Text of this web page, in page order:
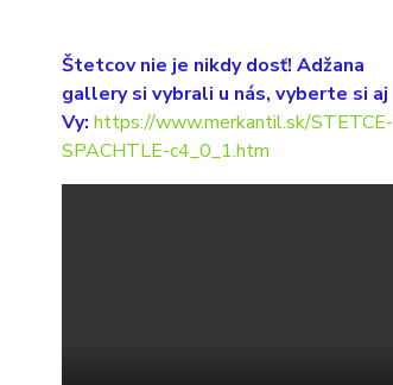
Štetcov nie je nikdy dosť! Adžana
gallery si vybrali u nás, vyberte si aj
Vy: https://www.merkantil.sk/STETCE-
SPACHTLE-c4_0_1.htm